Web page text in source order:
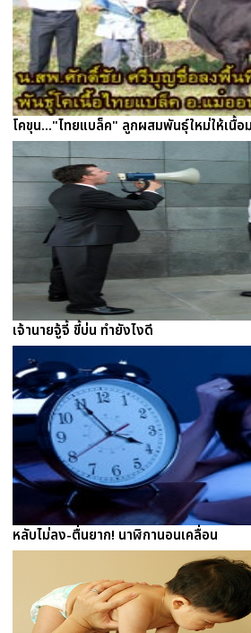
โคขุน..."ไทยแบล็ค" ลูกผสมพันธุ์ใหม่ให้เนื้อ
เจ้านายจู้จี้ ขี้บ่น ทำยังไงดี
หลับไม่ลง-ตื่นยาก! นาฬิกานอนเคลื่อน